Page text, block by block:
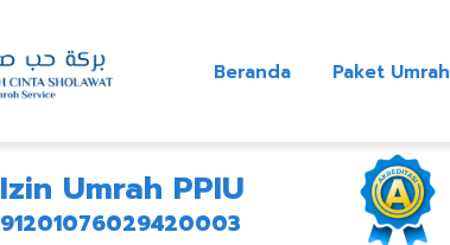
Beranda Paket Umrah
Izin Umrah PPIU
91201076029420003